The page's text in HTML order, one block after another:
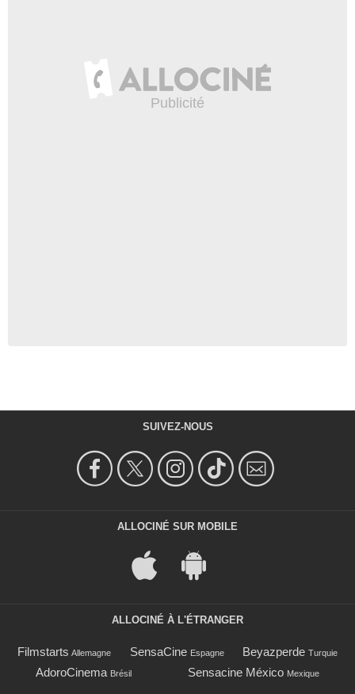
SUIVEZ-NOUS
ALLOCINÉ SUR MOBILE
ALLOCINÉ À L'ÉTRANGER
Filmstarts Allemagne SensaCine Espagne Beyazperde Turquie
AdoroCinema Brésil Sensacine México Mexique